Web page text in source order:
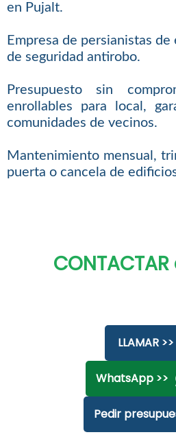
en Pujalt.
Empresa de persianistas
de seguridad antirobo.
Presupuesto sin
enrollables para local,
comunidades de vecinos.
Mantenimiento mensual,
puerta o cancela de
CONTACTAR
LLAMAR >>
WhatsApp >>
Pedir